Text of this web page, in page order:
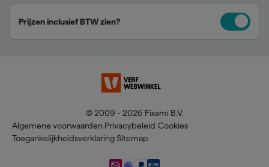
Prijzen inclusief BTW zien?
© 2009 - 2026 Fixami B.V.
Algemene voorwaarden Privacybeleid Cookies
Toegankelijkheidsverklaring Sitemap